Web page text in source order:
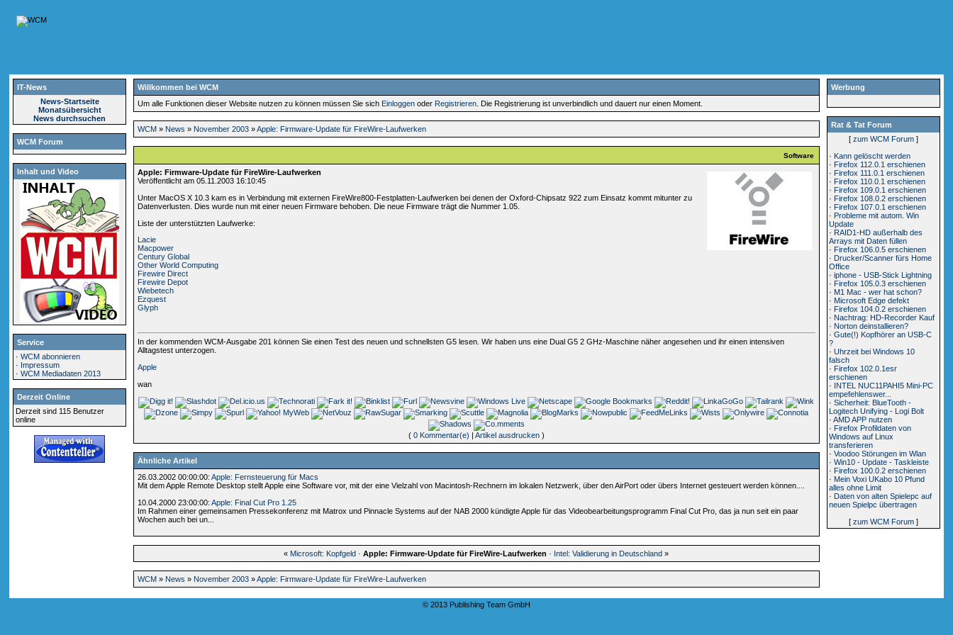
IT-News
News-Startseite
Monatsübersicht
News durchsuchen
WCM Forum
Inhalt und Video
Service
·WCM abonnieren
· Impressum
·WCM Mediadaten 2013
Derzeit Online
Derzeit sind 115 Benutzer
online
Werbung
Rat & Tat Forum
[ zum WCM Forum]
· Kann gelöscht werden
· Firefox 112.0.1 erschienen
· Firefox 111.0.1 erschienen
· Firefox 110.0.1 erschienen
· Firefox 109.0.1 erschienen
· Firefox 108.0.2 erschienen
· Firefox 107.0.1 erschienen
· Probleme mit autom. Win
Update
· RAID1-HD außerhalb des
Arrays mit Daten füllen
· Firefox 106.0.5 erschienen
· Drucker/Scanner fürs Home
Office
·iphone - USB-Stick Lightning
· Firefox 105.0.3 erschienen
· M1 Mac - wer hat schon?
· Microsoft Edge defekt
· Firefox 104.0.2 erschienen
· Nachtrag: HD-Recorder Kauf
· Norton deinstallieren?
·Gute(!) Kopfhörer an USB-C
?
·Uhrzeit bei Windows 10
falsch
· Firefox 102.0.1esr
erschienen
· INTEL NUC11PAHI5 Mini-PC
empefehlenswer...
·Sicherheit: BlueTooth -
Logitech Unifying - Logi Bolt
·AMD APP nutzen
· Firefox Profildaten von
Windows auf Linux
transferieren
·Voodoo Störungen im Wlan
·Win10 - Update - Taskleiste
· Firefox 100.0.2 erschienen
· Mein Voxi UKabo 10 Pfund
alles ohne Limit
· Daten von alten Spielepc auf
neuen Spielpc übertragen
[ zum WCM Forum]
Willkommen bei WCM
Um alle Funktionen dieser Website nutzen zu können müssen Sie sich Einloggen oder Registrieren . Die Registrierung ist unverbindlich und dauert nur einen Moment.
WCM » News » November 2003 »Apple: Firmware-Update für FireWire-Laufwerken
Software
Apple: Firmware-Update für FireWire-Laufwerken
Veröffentlicht am 05.11.2003 16:10:45
Unter MacOS X 10.3 kam es in Verbindung mit externen FireWire800-Festplatten-Laufwerken bei denen der Oxford-Chipsatz 922 zum Einsatz kommt mitunter zu
Datenverlusten. Dies wurde nun mit einer neuen Firmware behoben. Die neue Firmware trägt die Nummer 1.05.
Liste der unterstützten Laufwerke:
Lacie
Macpower
Century Global
Other World Computing
Firewire Direct
Firewire Depot
Wiebetech
Ezquest
Glyph
In der kommenden WCM-Ausgabe 201 können Sie einen Test des neuen und schnellsten G5 lesen. Wir haben uns eine Dual G5 2 GHz-Maschine näher angesehen und ihr einen intensiven
Alltagstest unterzogen.
Apple
wan
( 0 Kommentar(e) Artikel ausdrucken)
Ähnliche Artikel
26.03.2002 00:00:00:Apple: Fernsteuerung für Macs
Mit dem Apple Remote Desktop stellt Apple eine Software vor, mit der eine Vielzahl von Macintosh-Rechnern im lokalen Netzwerk, über den AirPort oder übers Internet gesteuert werden können....
10.04.2000 23:00:00:Apple: Final Cut Pro 1.25
Im Rahmen einer gemeinsamen Pressekonferenz mit Matrox und Pinnacle Systems auf der NAB 2000 kündigte Apple für das Videobearbeitungsprogramm Final Cut Pro, das ja nun seit ein paar
Wochen auch bei un...
« Microsoft: Kopfgeld ·Apple: Firmware-Update für FireWire-Laufwerken · Intel: Validierung in Deutschland »
WCM » News » November 2003 »Apple: Firmware-Update für FireWire-Laufwerken
© 2013 Publishing Team GmbH